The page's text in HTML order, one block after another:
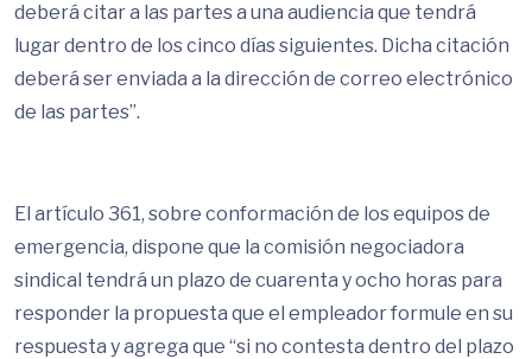
deberá citar a las partes a una audiencia que tendrá
lugar dentro de los cinco días siguientes. Dicha citación
deberá ser enviada a la dirección de correo electrónico
de las partes”.
El artículo 361, sobre conformación de los equipos de
emergencia, dispone que la comisión negociadora
sindical tendrá un plazo de cuarenta y ocho horas para
responder la propuesta que el empleador formule en su
respuesta y agrega que “si no contesta dentro del plazo